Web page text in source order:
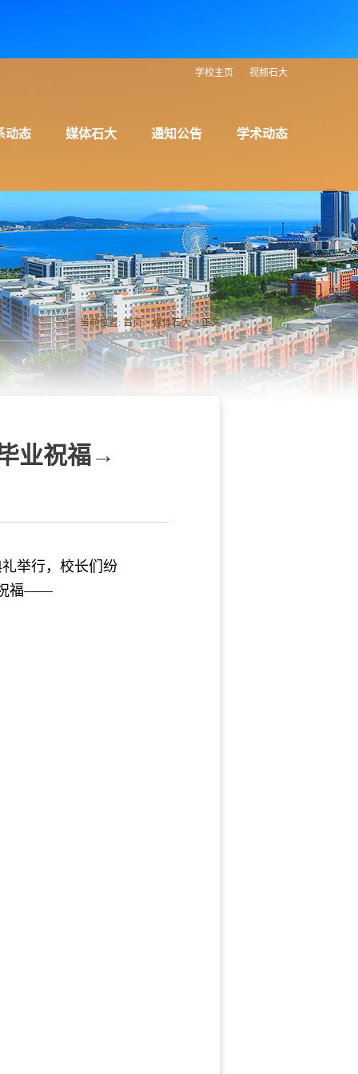
学校主页 视频石大
动态 媒体石大 通知公告 学术动态
当前位置: 首页>媒体石大> 正文
业祝福→
举行，校长们纷
祝福——